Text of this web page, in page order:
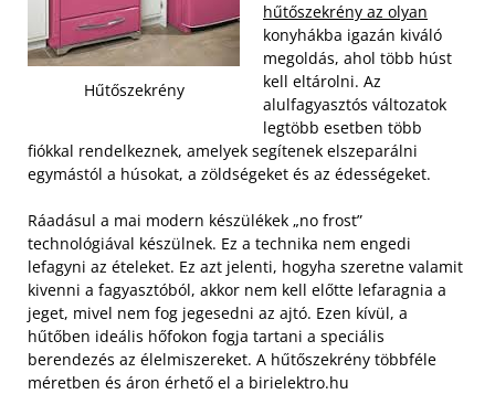
Hűtőszekrény
hűtőszekrény az olyan
konyhákba igazán kiváló
megoldás, ahol több húst
kell eltárolni. Az
alulfagyasztós változatok
legtöbb esetben több
fiókkal rendelkeznek, amelyek segítenek elszeparálni
egymástól a húsokat, a zöldségeket és az édességeket.
Ráadásul a mai modern készülékek „no frost”
technológiával készülnek. Ez a technika nem engedi
lefagyni az ételeket. Ez azt jelenti, hogyha szeretne valamit
kivenni a fagyasztóból, akkor nem kell előtte lefaragnia a
jeget, mivel nem fog jegesedni az ajtó. Ezen kívül, a
hűtőben ideális hőfokon fogja tartani a speciális
berendezés az élelmiszereket. A hűtőszekrény többféle
méretben és áron érhető el a birielektro.hu